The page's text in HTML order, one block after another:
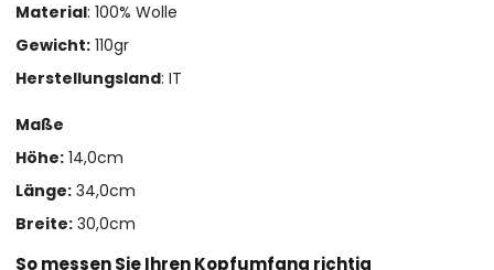
Material: 100% Wolle
Gewicht: 110gr
Herstellungsland: IT
Maße
Höhe: 14,0cm
Länge: 34,0cm
Breite: 30,0cm
So messen Sie Ihren Kopfumfang richtig